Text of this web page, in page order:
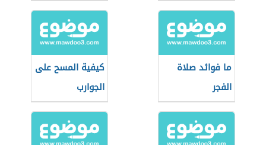
ما فوائد صلاة
الفجر
كيفية المسح على
الجوارب